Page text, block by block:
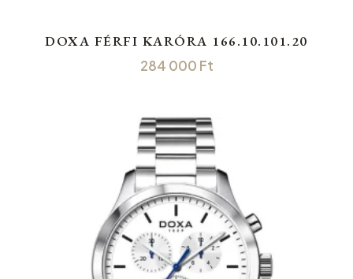
DOXA FÉRFI KARÓRA 166.10.101.20
284 000 Ft